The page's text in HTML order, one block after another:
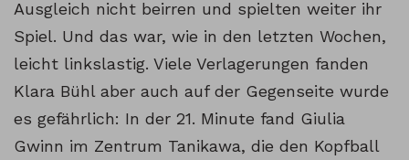
Ausgleich nicht beirren und spielten weiter ihr
Spiel. Und das war, wie in den letzten Wochen,
leicht linkslastig. Viele Verlagerungen fanden
Klara Bühl aber auch auf der Gegenseite wurde
es gefährlich: In der 21. Minute fand Giulia
Gwinn im Zentrum Tanikawa, die den Kopfball